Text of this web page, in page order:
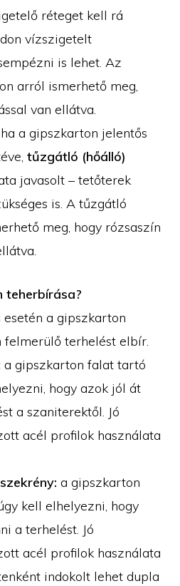
réteget kell rá
vízszigetelt
is lehet. Az
arról ismerhető meg,
van ellátva.
a gipszkarton jelentős
tűzgátló (hőálló)
javasolt – tetőterek
is. A tűzgátló
meg, hogy rózsaszín
teherbírása?
a gipszkarton
felmerülő terhelést elbír.
a gipszkarton falat tartó
hogy azok jól át
a szaniterektől. Jó
acél profilok használata
a gipszkarton
kell elhelyezni, hogy
a terhelést. Jó
acél profilok használata
indokolt lehet dupla